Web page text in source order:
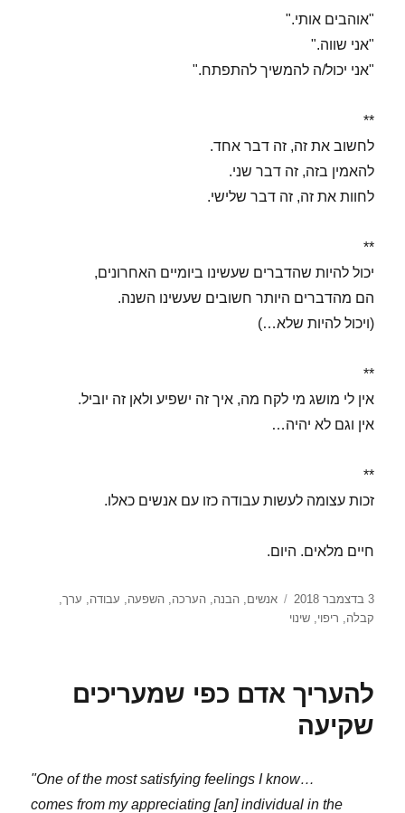
"אוהבים אותי."
"אני שווה."
"אני יכול/ה להמשיך להתפתח."
**
לחשוב את זה, זה דבר אחד.
להאמין בזה, זה דבר שני.
לחוות את זה, זה דבר שלישי.
**
יכול להיות שהדברים שעשינו ביומיים האחרונים,
הם מהדברים היותר חשובים שעשינו השנה.
(ויכול להיות שלא…)
**
אין לי מושג מי לקח מה, איך זה ישפיע ולאן זה יוביל.
אין וגם לא יהיה…
**
זכות עצומה לעשות עבודה כזו עם אנשים כאלו.
חיים מלאים. היום.
פורסם
בתאריך
3 בדצמבר 2018 תגיות
אנשים,הבנה,הערכה,השפעה, עבודה, ערך,
קבלה, ריפוי,שינוי
להעריך אדם כפי שמעריכים
שקיעה
"One of the most satisfying feelings I know…
comes from my appreciating [an] individual in the